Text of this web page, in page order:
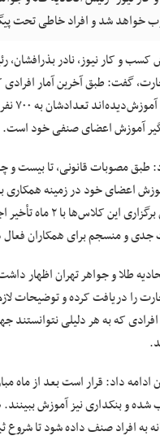
خواهد شد و افراد خاطی تحت
کسب و کار نیوز، نادر بذرافشان،
گفت: طبق آخرین آمار
آموزش‌ اعضای صنفی خود است.
طبق مصوبات قانونی، تا بیست و
اعضای خود در زمینه همکاری
و منسجم برای همکاران فعال
طلا و جواهر تهران اظهار
را دریافت کرده و توضیحات
افرادی که به هر دلیلی
ادامه داد: قرار است بعد از
و بنکداری نیز آموزش
به افراد صنف داده شود تا